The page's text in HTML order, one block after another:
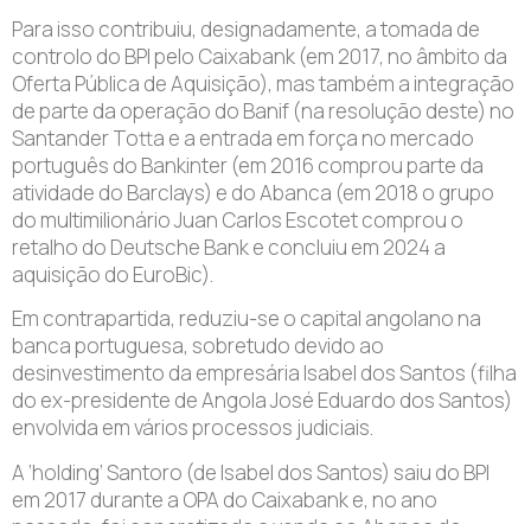
Para isso contribuiu, designadamente, a tomada de
controlo do BPI pelo Caixabank (em 2017, no âmbito da
Oferta Pública de Aquisição), mas também a integração
de parte da operação do Banif (na resolução deste) no
Santander Totta e a entrada em força no mercado
português do Bankinter (em 2016 comprou parte da
atividade do Barclays) e do Abanca (em 2018 o grupo
do multimilionário Juan Carlos Escotet comprou o
retalho do Deutsche Bank e concluiu em 2024 a
aquisição do EuroBic).
Em contrapartida, reduziu-se o capital angolano na
banca portuguesa, sobretudo devido ao
desinvestimento da empresária Isabel dos Santos (filha
do ex-presidente de Angola José Eduardo dos Santos)
envolvida em vários processos judiciais.
A ‘holding’ Santoro (de Isabel dos Santos) saiu do BPI
em 2017 durante a OPA do Caixabank e, no ano